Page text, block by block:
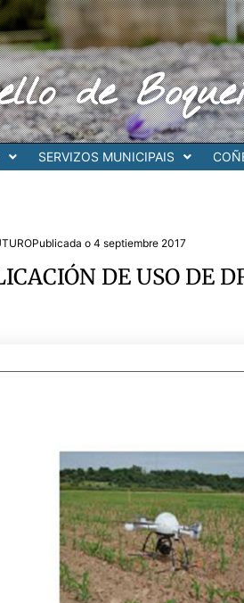
de
SERVIZOS MUNICIPAIS
Publicada o 4 septiembre 2017
DE USO DE